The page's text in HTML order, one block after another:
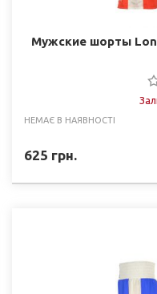
Мужские шорты
НЕМАЄ В НАЯВНОСТІ
625 грн.